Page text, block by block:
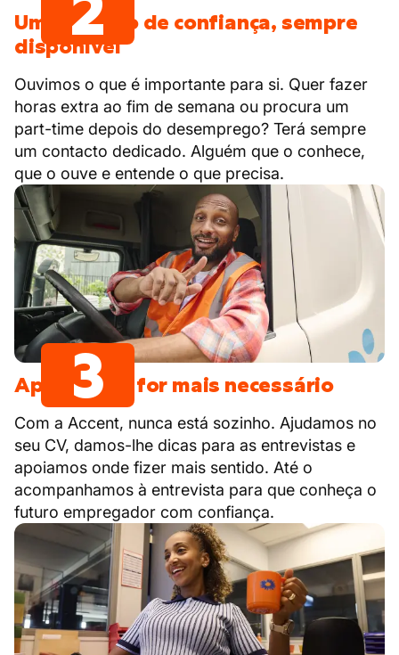
Um contacto de confiança, sempre
disponível
Ouvimos o que é importante para si. Quer fazer
horas extra ao fim de semana ou procura um
part-time depois do desemprego? Terá sempre
um contacto dedicado. Alguém que o conhece,
que o ouve e entende o que precisa.
Apoio onde for mais necessário
Com a Accent, nunca está sozinho. Ajudamos no
seu CV, damos-lhe dicas para as entrevistas e
apoiamos onde fizer mais sentido. Até o
acompanhamos à entrevista para que conheça o
futuro empregador com confiança.
3